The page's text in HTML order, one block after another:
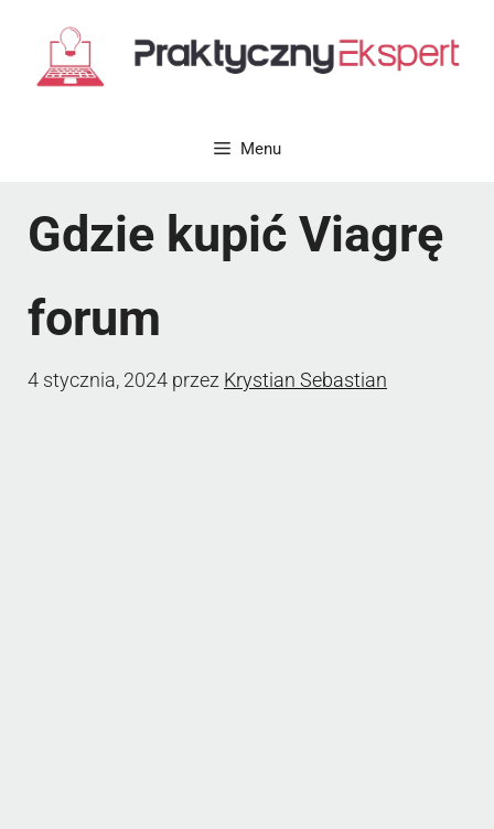
Menu
Gdzie kupić Viagrę
forum
4 stycznia, 2024 przez Krystian Sebastian